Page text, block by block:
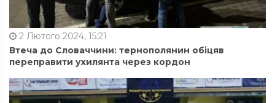
2 Лютого 2024, 15:21
Втеча до Словаччини: тернополянин обіцяв
переправити ухилянта через кордон